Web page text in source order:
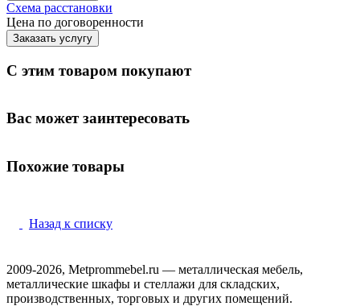
Схема расстановки
Цена по договоренности
Заказать услугу
С этим товаром покупают
Вас может заинтересовать
Похожие товары
Назад к списку
2009-2026, Metprommebel.ru — металлическая мебель,
металлические шкафы и стеллажи для складских,
производственных, торговых и других помещений.